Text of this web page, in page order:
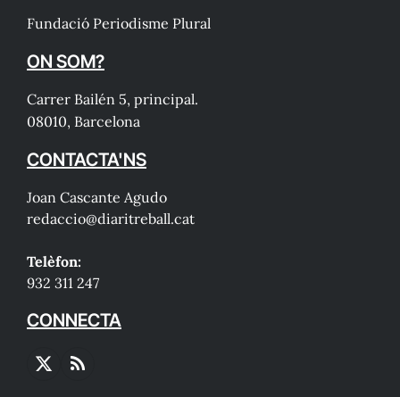
Fundació Periodisme Plural
ON SOM?
Carrer Bailén 5, principal.
08010, Barcelona
CONTACTA'NS
Joan Cascante Agudo
redaccio@diaritreball.cat
Telèfon:
932 311 247
CONNECTA
X
RSS